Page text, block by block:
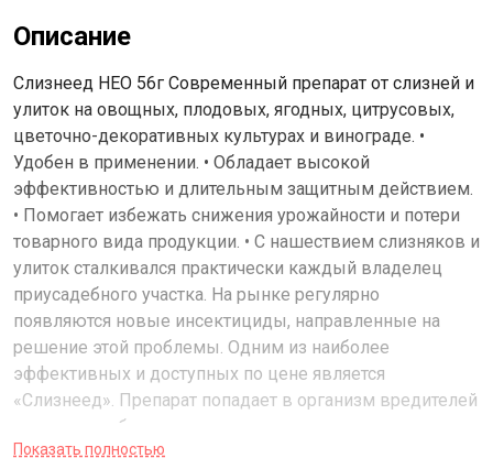
Описание
Слизнеед НЕО 56г Современный препарат от слизней и
улиток на овощных, плодовых, ягодных, цитрусовых,
цветочно-декоративных культурах и винограде. •
Удобен в применении. • Обладает высокой
эффективностью и длительным защитным действием.
• Помогает избежать снижения урожайности и потери
товарного вида продукции. • С нашествием слизняков и
улиток сталкивался практически каждый владелец
приусадебного участка. На рынке регулярно
появляются новые инсектициды, направленные на
решение этой проблемы. Одним из наиболее
эффективных и доступных по цене является
«Слизнеед». Препарат попадает в организм вредителей
двумя способами: через кожные покровы после
контакта с гранулами и непосредственно с пищей.
Показать полностью